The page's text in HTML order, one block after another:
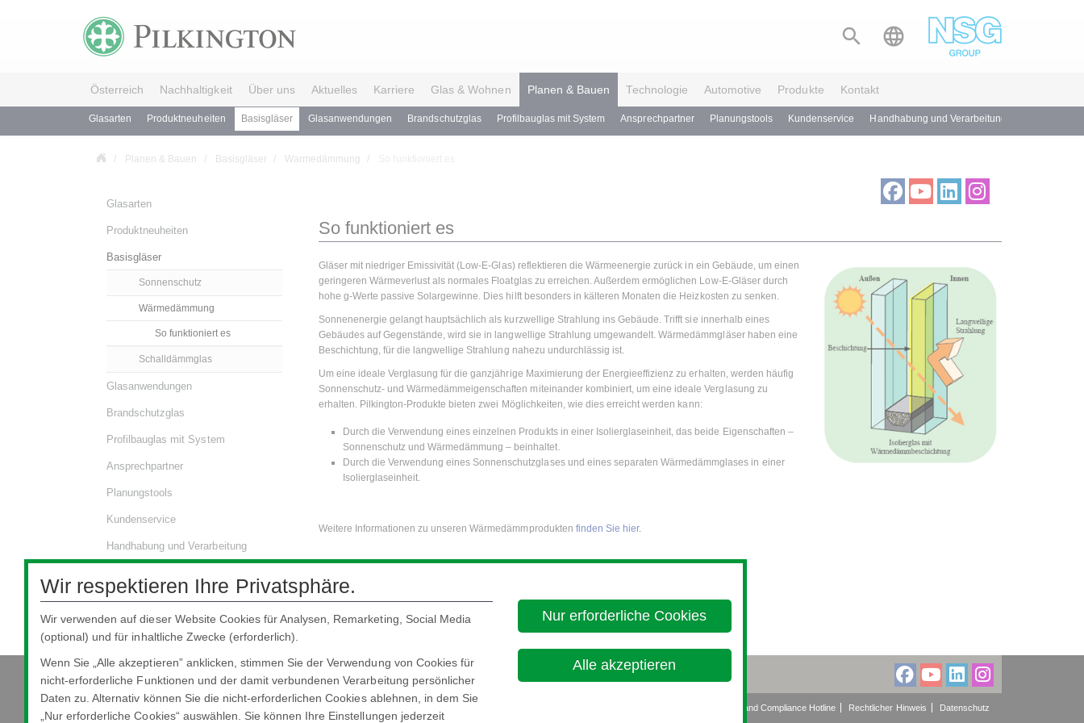
 
Österreich Nachhaltigkeit Über uns Aktuelles Karriere Glas & Wohnen Planen & Bauen Technologie Automotive Produkte Kontakt
Glasarten Produktneuheiten Basisgläser Glasanwendungen Brandschutzglas Profilbauglas mit System Ansprechpartner Planungstools Kundenservice Handhabung und Verarbeitung
Planen & Bauen Basisgläser Warmedämmung
So funktioniert es
Gläser mit niedriger Emissivität (Low-E-Glas) reflektieren die Wärmeenergie zurück in ein Gebäude, um einen
geringeren Wärmeverlust als normales Floatglas zu erreichen. Außerdem ermöglichen Low-E-Gläser durch
hohe g-Werte passive Solargewinne. Dies hilft besonders in kälteren Monaten die Heizkosten zu senken.
Sonnenenergie gelangt hauptsächlich als kurzwellige Strahlung ins Gebäude. Trifft sie innerhalb eines
Gebäudes auf Gegenstände, wird sie in langwellige Strahlung umgewandelt. Wärmedämmgläser haben eine
Beschichtung, für die langwellige Strahlung nahezu undurchlässig ist.
Um eine ideale Verglasung für die ganzjährige Maximierung der Energieeffizienz zu erhalten, werden häufig
Sonnenschutz- und Wärmedämmeigenschaften miteinander kombiniert, um eine ideale Verglasung zu
erhalten. Pilkington-Produkte bieten zwei Möglichkeiten, wie dies erreicht werden kann:
Durch die Verwendung eines einzelnen Produkts in einer Isolierglaseinheit, das beide Eigenschaften –
Sonnenschutz und Wärmedämmung – beinhaltet.
Durch die Verwendung eines Sonnenschutzglases und eines separaten Wärmedämmglases in einer
Isolierglaseinheit.
Weitere Informationen zu unseren Wärmedämmprodukten finden Sie hier.
Glasarten
Produktneuheiten
Basisgläser
Sonnenschutz
Wärmedämmung
So funktioniert es
Schalldämmglas
Glasanwendungen
Brandschutzglas
Profilbauglas mit System
Ansprechpartner
Planungstools
Kundenservice
Handhabung und Verarbeitung
CE-Kennzeichnung
Ethics and Compliance Hotline Rechtlicher Hinweis Datenschutz
Wir respektieren Ihre Privatsphäre.
Wir verwenden auf dieser Website Cookies für Analysen, Remarketing, Social Media
(optional) und für inhaltliche Zwecke (erforderlich).
Wenn Sie „Alle akzeptieren” anklicken, stimmen Sie der Verwendung von Cookies für
nicht-erforderliche Funktionen und der damit verbundenen Verarbeitung persönlicher
Daten zu. Alternativ können Sie die nicht-erforderlichen Cookies ablehnen, in dem Sie
„Nur erforderliche Cookies“ auswählen. Sie können Ihre Einstellungen jederzeit
Nur erforderliche Cookies
Alle akzeptieren